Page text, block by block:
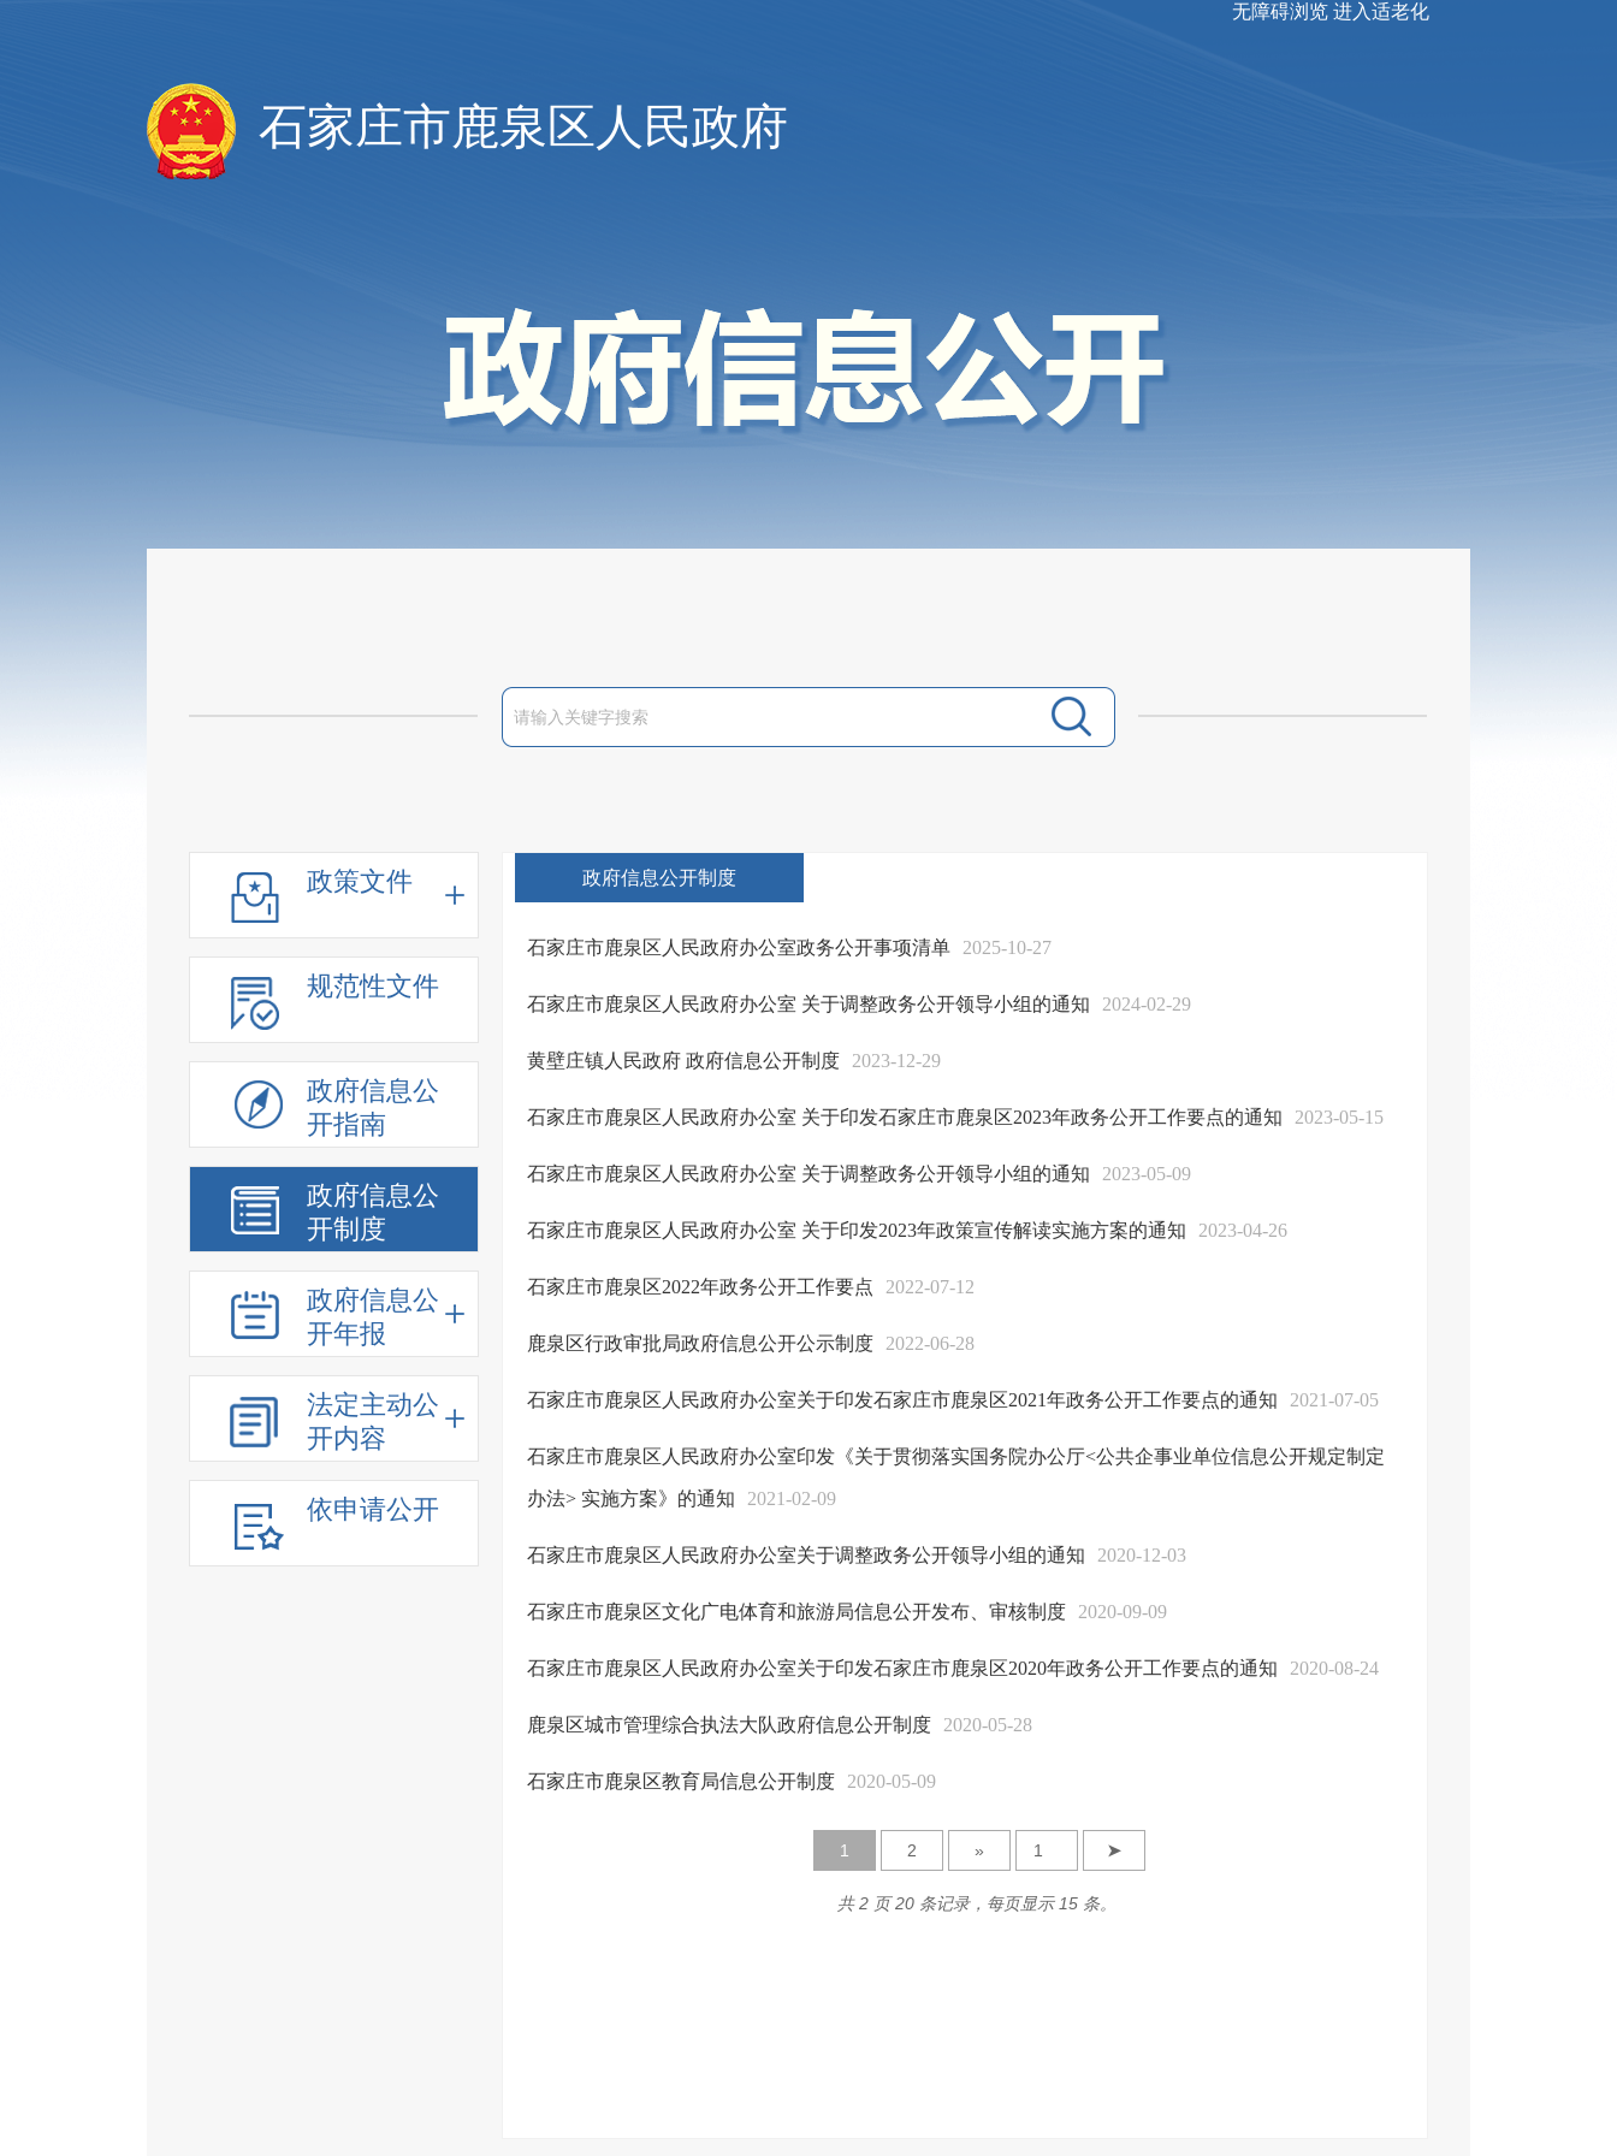
无障碍浏览 进入适老化
石家庄市鹿泉区人民政府
政策文件
规范性文件
政府信息公
开指南
政府信息公
开制度
政府信息公
开年报
法定主动公
开内容
依申请公开
政府信息公开制度
石家庄市鹿泉区人民政府办公室政务公开事项清单 2025-10-27
石家庄市鹿泉区人民政府办公室 关于调整政务公开领导小组的通知 2024-02-29
黄壁庄镇人民政府 政府信息公开制度 2023-12-29
石家庄市鹿泉区人民政府办公室 关于印发石家庄市鹿泉区2023年政务公开工作要点的通知 2023-05-15
石家庄市鹿泉区人民政府办公室 关于调整政务公开领导小组的通知 2023-05-09
石家庄市鹿泉区人民政府办公室 关于印发2023年政策宣传解读实施方案的通知 2023-04-26
石家庄市鹿泉区2022年政务公开工作要点 2022-07-12
鹿泉区行政审批局政府信息公开公示制度 2022-06-28
石家庄市鹿泉区人民政府办公室关于印发石家庄市鹿泉区2021年政务公开工作要点的通知 2021-07-05
石家庄市鹿泉区人民政府办公室印发《关于贯彻落实国务院办公厅<公共企事业单位信息公开规定制定
办法> 实施方案》的通知 2021-02-09
石家庄市鹿泉区人民政府办公室关于调整政务公开领导小组的通知 2020-12-03
石家庄市鹿泉区文化广电体育和旅游局信息公开发布、审核制度 2020-09-09
石家庄市鹿泉区人民政府办公室关于印发石家庄市鹿泉区2020年政务公开工作要点的通知 2020-08-24
鹿泉区城市管理综合执法大队政府信息公开制度 2020-05-28
石家庄市鹿泉区教育局信息公开制度 2020-05-09
1 2 » ➤
共 2 页 20 条记录，每页显示 15 条。